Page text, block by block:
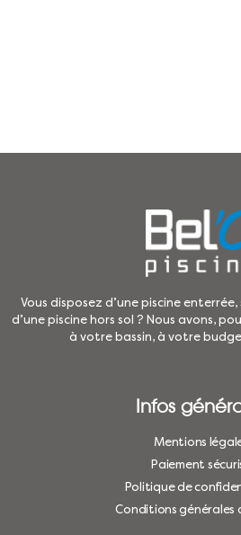
Vous disposez d’une piscine
d’une piscine hors sol ? Nous avons,
à votre bassin, à votre
Infos
Mentions
Paiement
Politique de
Conditions générales